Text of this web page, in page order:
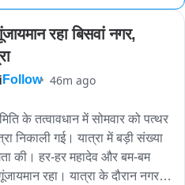
रहा बिसवां नगर,
Follow 46m ago
के तत्वावधान में सोमवार को पत्थर
निकाली गई। यात्रा में बड़ी संख्या
की। हर-हर महादेव और बम-बम
रहा। यात्रा के दौरान नगर